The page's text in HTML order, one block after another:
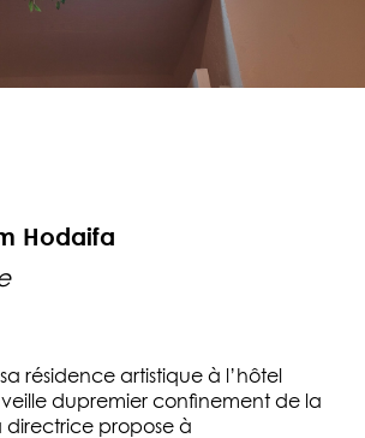
Hodaifa
résidence artistique à l’hôtel
veille dupremier confinement de la
directrice propose à